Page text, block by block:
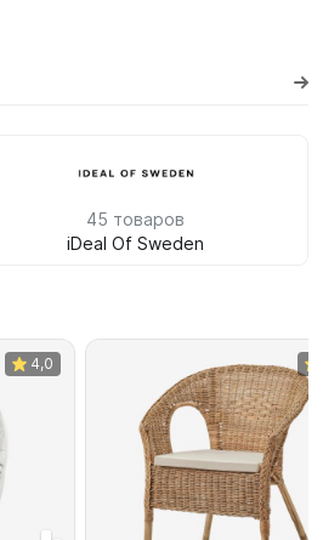
45 товаров
iDeal Of Sweden
4,0